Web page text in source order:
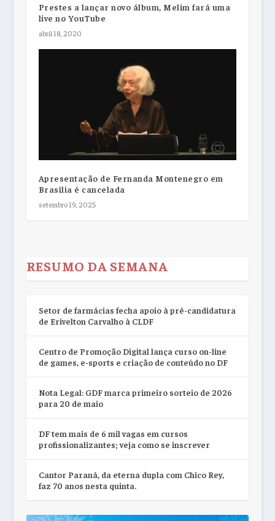
Prestes a lançar novo álbum, Melim fará uma
live no YouTube
abril 18, 2020
Apresentação de Fernanda Montenegro em
Brasília é cancelada
setembro 19, 2025
RESUMO DA SEMANA
Setor de farmácias fecha apoio à pré-candidatura
de Erivelton Carvalho à CLDF
Centro de Promoção Digital lança curso on-line
de games, e-sports e criação de conteúdo no DF
Nota Legal: GDF marca primeiro sorteio de 2026
para 20 de maio
DF tem mais de 6 mil vagas em cursos
profissionalizantes; veja como se inscrever
Cantor Paraná, da eterna dupla com Chico Rey,
faz 70 anos nesta quinta.